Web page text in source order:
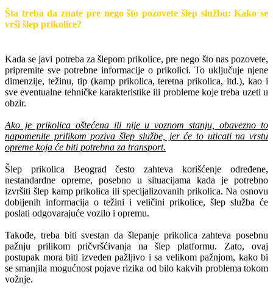
Šta treba da znate pre nego što pozovete šlep službu: Kako se
vrši šlep prikolice?
Kada se javi potreba za šlepom prikolice, pre nego što nas pozovete,
pripremite sve potrebne informacije o prikolici. To uključuje njene
dimenzije, težinu, tip (kamp prikolica, teretna prikolica, itd.), kao i
sve eventualne tehničke karakteristike ili probleme koje treba uzeti u
obzir.
Ako je prikolica oštećena ili nije u voznom stanju, obavezno to
napomenite prilikom poziva šlep službe, jer će to uticati na vrstu
opreme koja će biti potrebna za transport.
Šlep prikolica Beograd često zahteva korišćenje određene,
nestandardne opreme, posebno u situacijama kada je potrebno
izvršiti šlep kamp prikolica ili specijalizovanih prikolica. Na osnovu
dobijenih informacija o težini i veličini prikolice, šlep služba će
poslati odgovarajuće vozilo i opremu.
Takođe, treba biti svestan da šlepanje prikolica zahteva posebnu
pažnju prilikom pričvršćivanja na šlep platformu. Zato, ovaj
postupak mora biti izveden pažljivo i sa velikom pažnjom, kako bi
se smanjila mogućnost pojave rizika od bilo kakvih problema tokom
vožnje.